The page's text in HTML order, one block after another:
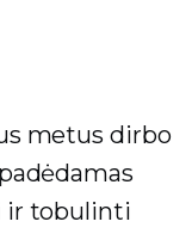
metus dirbo
ir tobulinti